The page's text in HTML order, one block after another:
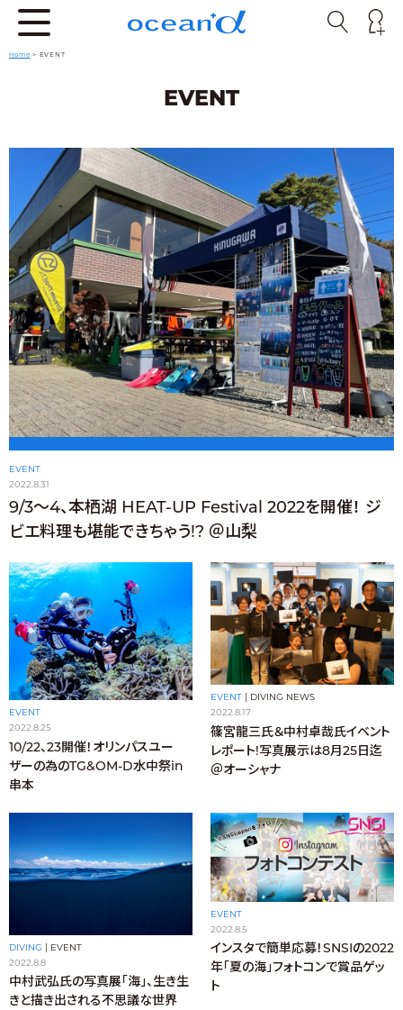
Home > EVENT
EVENT
EVENT
2022.8.31
9/3〜4、本栖湖 HEAT-UP Festival 2022を開催！ ジ
ビエ料理も堪能できちゃう!? ＠山梨
EVENT
2022.8.25
10/22、23開催！オリンパスユー
ザーの為のTG&OM-D水中祭in
串本
EVENT
DIVING NEWS
2022.8.17
篠宮龍三氏＆中村卓哉氏イベント
レポート!写真展示は8月25日迄
＠オーシャナ
DIVING | EVENT
2022.8.8
中村武弘氏の写真展「海」、生き生
きと描き出される不思議な世界
EVENT
2022.8.5
インスタで簡単応募！SNSIの2022
年「夏の海」フォトコンで賞品ゲッ
ト